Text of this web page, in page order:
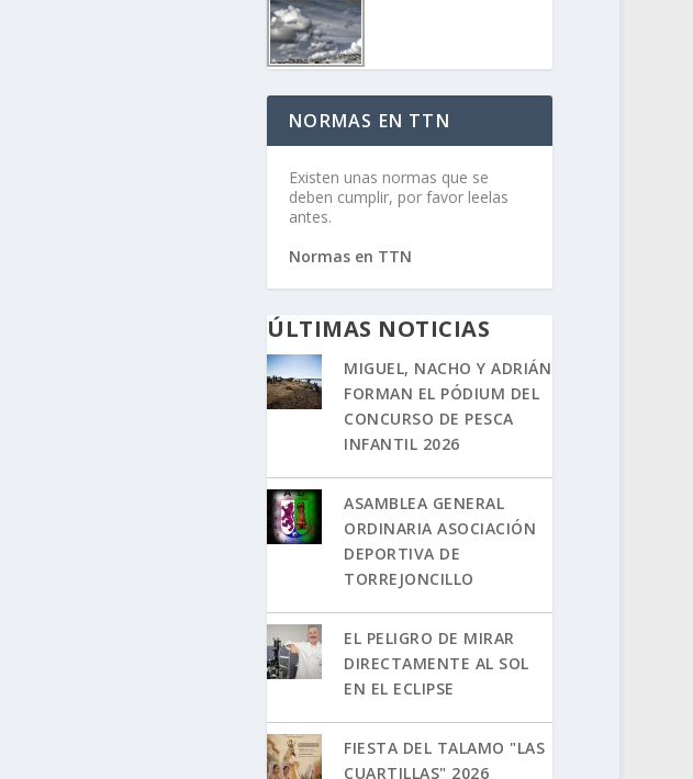
NORMAS EN TTN
Existen unas normas que se
deben cumplir, por favor leelas
antes.
Normas en TTN
ÚLTIMAS NOTICIAS
MIGUEL, NACHO Y ADRIÁN
FORMAN EL PÓDIUM DEL
CONCURSO DE PESCA
INFANTIL 2026
ASAMBLEA GENERAL
ORDINARIA ASOCIACIÓN
DEPORTIVA DE
TORREJONCILLO
EL PELIGRO DE MIRAR
DIRECTAMENTE AL SOL
EN EL ECLIPSE
FIESTA DEL TALAMO "LAS
CUARTILLAS" 2026